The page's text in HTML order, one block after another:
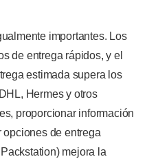
importantes. Los
de entrega rápidos, y el
estimada supera los
Hermes y otros
proporcionar información
opciones de entrega
mejora la